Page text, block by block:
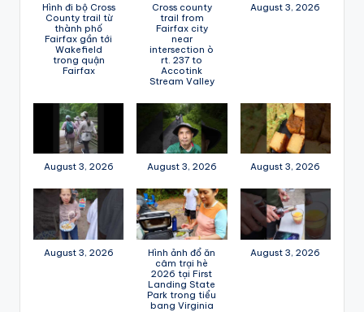
Hình đi bộ Cross
County trail từ
thành phố
Fairfax gần tới
Wakefield
trong quận
Fairfax
Cross county
trail from
Fairfax city
near
intersection ò
rt. 237 to
Accotink
Stream Valley
August 3, 2026
August 3, 2026 August 3, 2026 August 3, 2026
August 3, 2026
Hình ảnh đổ ăn
câm trại hè
2026 tại First
Landing State
Park trong tiểu
bang Virginia
August 3, 2026